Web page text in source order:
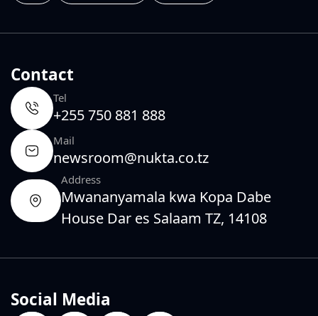
Contact
Tel
+255 750 881 888
Mail
newsroom@nukta.co.tz
Address
Mwananyamala kwa Kopa Dabe
House Dar es Salaam TZ, 14108
Social Media